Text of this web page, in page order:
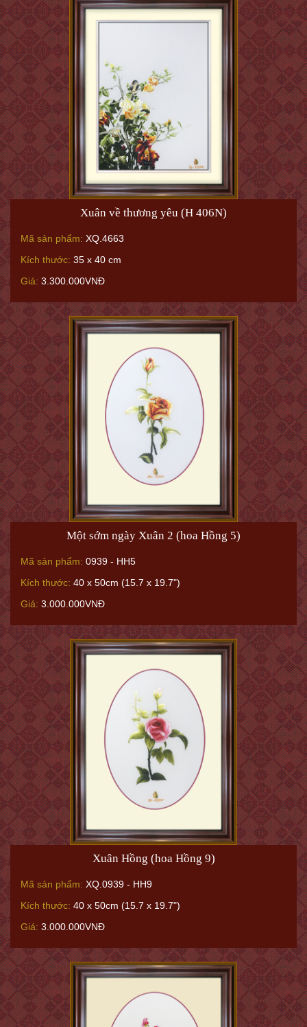
Xuân về thương yêu (H 406N)
Mã sản phẩm: XQ.4663
Kích thước: 35 x 40 cm
Giá: 3.300.000VNĐ
Một sớm ngày Xuân 2 (hoa Hồng 5)
Mã sản phẩm: 0939 - HH5
Kích thước: 40 x 50cm (15.7 x 19.7")
Giá: 3.000.000VNĐ
Xuân Hồng (hoa Hồng 9)
Mã sản phẩm: XQ.0939 - HH9
Kích thước: 40 x 50cm (15.7 x 19.7")
Giá: 3.000.000VNĐ